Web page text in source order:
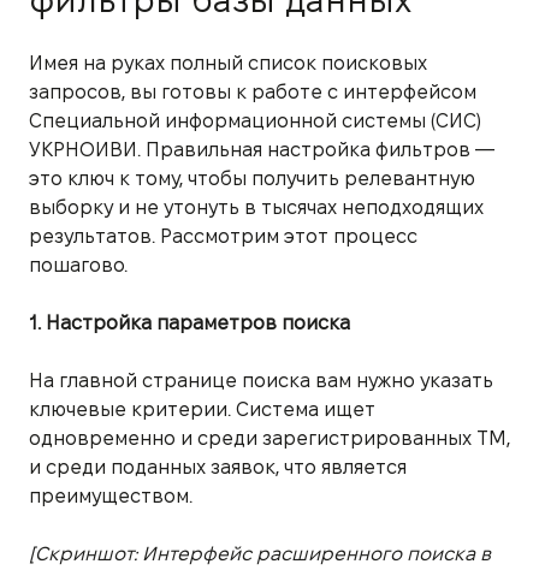
Имея на руках полный список поисковых
запросов, вы готовы к работе с интерфейсом
Специальной информационной системы (СИС)
УКРНОИВИ. Правильная настройка фильтров —
это ключ к тому, чтобы получить релевантную
выборку и не утонуть в тысячах неподходящих
результатов. Рассмотрим этот процесс
пошагово.
1. Настройка параметров поиска
На главной странице поиска вам нужно указать
ключевые критерии. Система ищет
одновременно и среди зарегистрированных ТМ,
и среди поданных заявок, что является
преимуществом.
[Скриншот: Интерфейс расширенного поиска в